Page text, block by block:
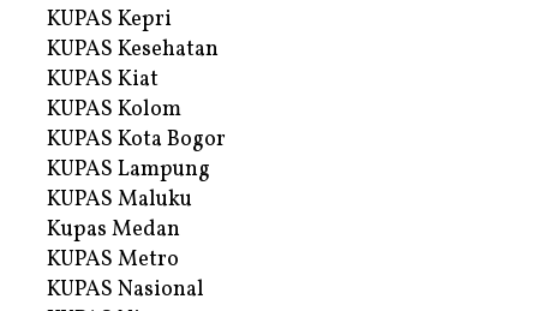
KUPAS Kepri
KUPAS Kesehatan
KUPAS Kiat
KUPAS Kolom
KUPAS Kota Bogor
KUPAS Lampung
KUPAS Maluku
Kupas Medan
KUPAS Metro
KUPAS Nasional